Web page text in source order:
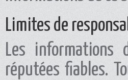
Limites de
Les informations
réputées fiables.